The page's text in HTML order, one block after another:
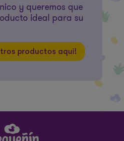
y queremos que
ideal para su
productos aquí!